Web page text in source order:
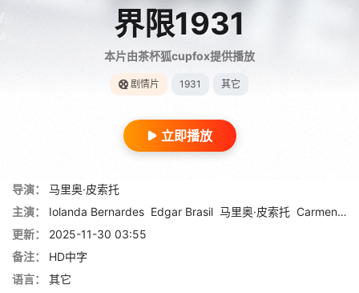
界限1931
本片由茶杯狐cupfox提供播放
剧情片 1931 其它
立即播放
导演：
马里奥·皮索托
主演：
Iolanda Bernardes Edgar Brasil 马里奥·皮索托 Carmen Santos
更新：
2025-11-30 03:55
备注：
HD中字
语言：
其它